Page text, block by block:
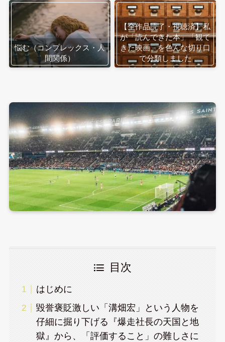
悩む（コンプレックス・人
間関係）
【全作品読了・視聴済】私
が「読んできた本」「観て
きた映画」を色んな切り口
で分類しました
目次
はじめに
毀誉褒貶激しい「溝畑宏」という人物を
仔細に掘り下げる『爆走社長の天国と地
獄』から、「評価すること」の難しさに